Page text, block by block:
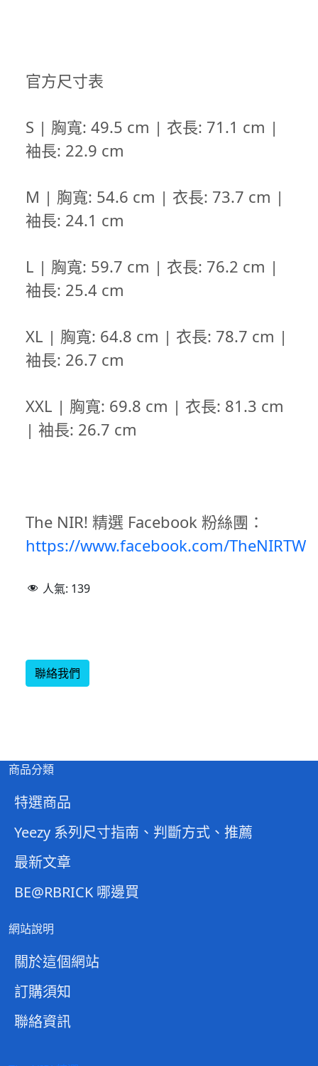
官方尺寸表
S | 胸寬: 49.5 cm | 衣長: 71.1 cm |
袖長: 22.9 cm
M | 胸寬: 54.6 cm | 衣長: 73.7 cm |
袖長: 24.1 cm
L | 胸寬: 59.7 cm | 衣長: 76.2 cm |
袖長: 25.4 cm
XL | 胸寬: 64.8 cm | 衣長: 78.7 cm |
袖長: 26.7 cm
XXL | 胸寬: 69.8 cm | 衣長: 81.3 cm
| 袖長: 26.7 cm
The NIR! 精選 Facebook 粉絲團：
https://www.facebook.com/TheNIRTW
人氣: 139
聯絡我們
商品分類
特選商品
Yeezy 系列尺寸指南、判斷方式、推薦
最新文章
BE@RBRICK 哪邊買
網站說明
關於這個網站
訂購須知
聯絡資訊